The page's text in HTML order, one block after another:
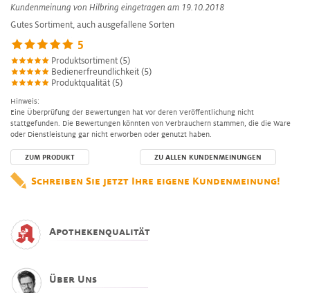
Kundenmeinung von Hilbring eingetragen am 19.10.2018
Gutes Sortiment, auch ausgefallene Sorten
5
Produktsortiment (5)
Bedienerfreundlichkeit (5)
Produktqualität (5)
Hinweis:
Eine Überprüfung der Bewertungen hat vor deren Veröffentlichung nicht
stattgefunden. Die Bewertungen könnten von Verbrauchern stammen, die die Ware
oder Dienstleistung gar nicht erworben oder genutzt haben.
ZUM PRODUKT ZU ALLEN KUNDENMEINUNGEN
Schreiben Sie jetzt Ihre eigene Kundenmeinung!
Apothekenqualität
Über Uns